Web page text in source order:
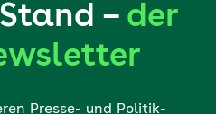
– der
Presse- und Politik-